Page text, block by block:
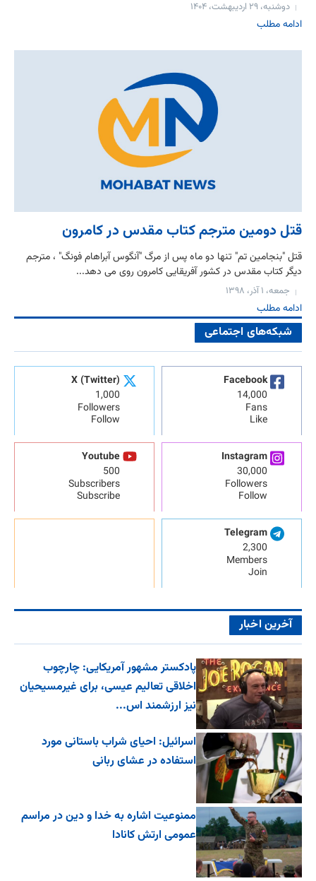
دوشنبه، ۲۹ اردیبهشت، ۱۴۰۴
ادامه مطلب
قتل دومین مترجم کتاب مقدس در کامرون
قتل "بنجامین تم" تنها دو ماه پس از مرگ "آنگوس آبراهام فونگ" ، مترجم
دیگر كتاب مقدس در کشور آفریقایی کامرون روی می دهد...
جمعه، ۱ آذر، ۱۳۹۸
ادامه مطلب
شبکه‌های اجتماعی
Facebook
14,000
Fans
Like
X (Twitter)
1,000
Followers
Follow
Instagram
30,000
Followers
Follow
Youtube
500
Subscribers
Subscribe
Telegram
2,300
Members
Join
آخرین اخبار
پادکستر مشهور آمریکایی: چارچوب
اخلاقی تعالیم عیسی، برای غیرمسیحیان
نیز ارزشمند اس...
اسرائیل: احیای شراب باستانی مورد
استفاده در عشای ربانی
ممنوعیت اشاره به خدا و دین در مراسم
عمومی ارتش کانادا